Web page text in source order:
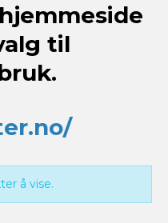
til
å vise.